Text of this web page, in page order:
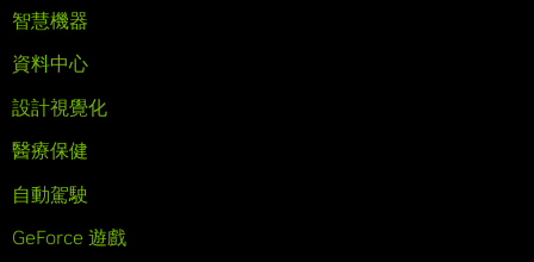
智慧機器
資料中心
設計視覺化
醫療保健
自動駕駛
GeForce 遊戲